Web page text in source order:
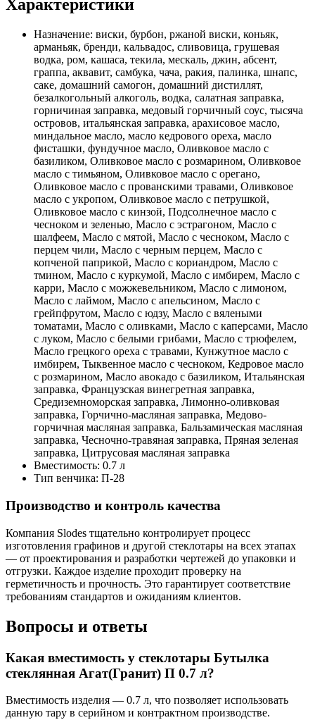
Характеристики
Назначение: виски, бурбон, ржаной виски, коньяк,
арманьяк, бренди, кальвадос, сливовица, грушевая
водка, ром, кашаса, текила, мескаль, джин, абсент,
граппа, аквавит, самбука, чача, ракия, палинка, шнапс,
саке, домашний самогон, домашний дистиллят,
безалкогольный алкоголь, водка, салатная заправка,
горничиная заправка, медовый горчичный соус, тысяча
островов, итальянская заправка, арахисовое масло,
миндальное масло, масло кедрового ореха, масло
фисташки, фундучное масло, Оливковое масло с
базиликом, Оливковое масло с розмарином, Оливковое
масло с тимьяном, Оливковое масло с орегано,
Оливковое масло с прованскими травами, Оливковое
масло с укропом, Оливковое масло с петрушкой,
Оливковое масло с кинзой, Подсолнечное масло с
чесноком и зеленью, Масло с эстрагоном, Масло с
шалфеем, Масло с мятой, Масло с чесноком, Масло с
перцем чили, Масло с черным перцем, Масло с
копченой паприкой, Масло с кориандром, Масло с
тмином, Масло с куркумой, Масло с имбирем, Масло с
карри, Масло с можжевельником, Масло с лимоном,
Масло с лаймом, Масло с апельсином, Масло с
грейпфрутом, Масло с юдзу, Масло с вялеными
томатами, Масло с оливками, Масло с каперсами, Масло
с луком, Масло с белыми грибами, Масло с трюфелем,
Масло грецкого ореха с травами, Кунжутное масло с
имбирем, Тыквенное масло с чесноком, Кедровое масло
с розмарином, Масло авокадо с базиликом, Итальянская
заправка, Французская винегретная заправка,
Средиземноморская заправка, Лимонно-оливковая
заправка, Горчично-масляная заправка, Медово-
горчичная масляная заправка, Бальзамическая масляная
заправка, Чесночно-травяная заправка, Пряная зеленая
заправка, Цитрусовая масляная заправка
Вместимость: 0.7 л
Тип венчика: П-28
Производство и контроль качества
Компания Slodes тщательно контролирует процесс
изготовления графинов и другой стеклотары на всех этапах
— от проектирования и разработки чертежей до упаковки и
отгрузки. Каждое изделие проходит проверку на
герметичность и прочность. Это гарантирует соответствие
требованиям стандартов и ожиданиям клиентов.
Вопросы и ответы
Какая вместимость у стеклотары Бутылка
стеклянная Агат(Гранит) П 0.7 л?
Вместимость изделия — 0.7 л, что позволяет использовать
данную тару в серийном и контрактном производстве.